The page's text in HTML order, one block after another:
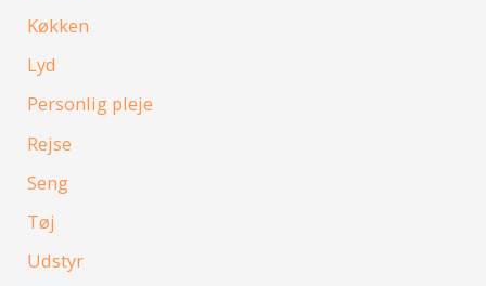
Køkken
Lyd
Personlig pleje
Rejse
Seng
Tøj
Udstyr